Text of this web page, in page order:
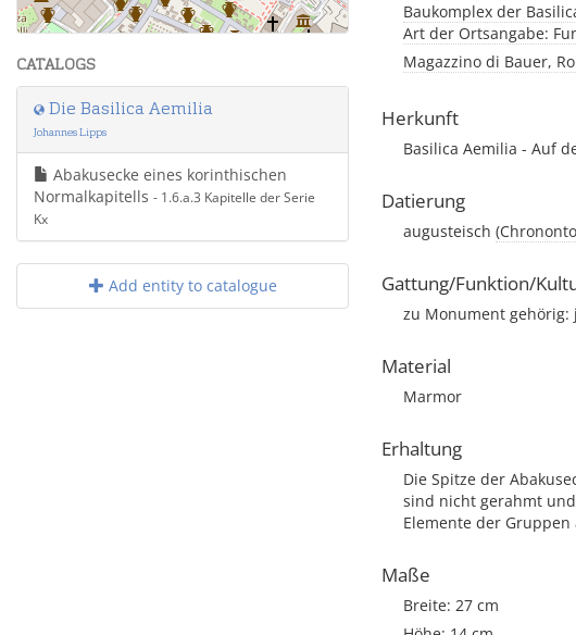
Leaflet| Maps and Data ©OpenStreetMap.
CATALOGS
Die Basilica Aemilia
Johannes Lipps
Abakusecke eines korinthischen
Normalkapitells - 1.6.a.3 Kapitelle der Serie
Kx
Add entity to catalogue
Baukomplex der
Art der Ortsangabe:
Magazzino di Bauer,
Herkunft
Basilica Aemilia - Auf
Datierung
augusteisch
Gattung/Funktion/
zu Monument gehörig:
Material
Marmor
Erhaltung
Die Spitze der
sind nicht gerahmt
Elemente der
Maße
Breite: 27 cm